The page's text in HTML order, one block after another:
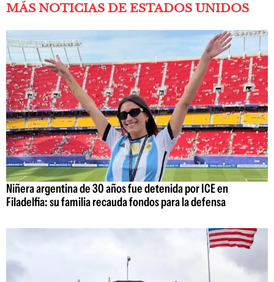
MÁS NOTICIAS DE ESTADOS UNIDOS
Niñera argentina de 30 años fue detenida por ICE en
Filadelfia: su familia recauda fondos para la defensa